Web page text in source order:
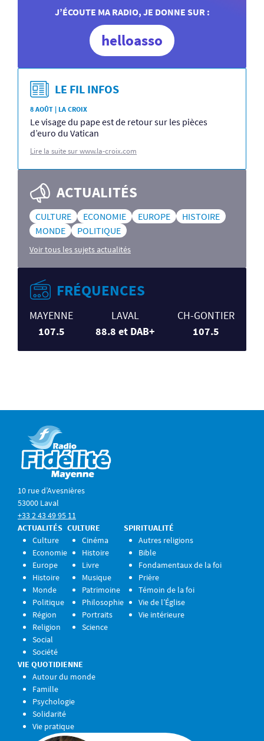
J’ÉCOUTE MA RADIO, JE DONNE SUR :
helloasso
LE FIL INFOS
8 AOÛT | LA CROIX
Le visage du pape est de retour sur les pièces
d’euro du Vatican
Lire la suite sur www.la-croix.com
ACTUALITÉS
CULTURE ECONOMIE EUROPE
HISTOIRE
MONDE
POLITIQUE
Voir tous les sujets actualités
FRÉQUENCES
MAYENNE
107.5
LAVAL
88.8 et DAB+
CH-GONTIER
107.5
10 rue d’Avesnières
53000 Laval
+33 2 43 49 95 11
ACTUALITÉS
Culture
Economie
Europe
Histoire
Monde
Politique
Région
Religion
Social
Société
CULTURE
Cinéma
Histoire
Livre
Musique
Patrimoine
Philosophie
Portraits
Science
SPIRITUALITÉ
Autres religions
Bible
Fondamentaux de la foi
Prière
Témoin de la foi
Vie de l’Église
Vie intérieure
VIE QUOTIDIENNE
Autour du monde
Famille
Psychologie
Solidarité
Vie pratique